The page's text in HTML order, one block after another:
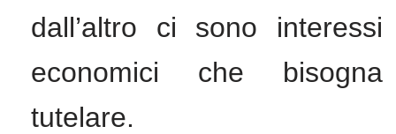
dall’altro ci sono interessi
economici che bisogna
tutelare.